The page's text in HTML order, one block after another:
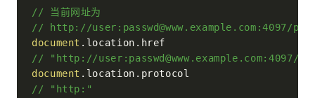
// 当前网址为
// http://user:passwd@www.example.com:4097/
document . location . href
// "http://user:passwd@www.example.com:4097/
document . location . protocol
// "http:"